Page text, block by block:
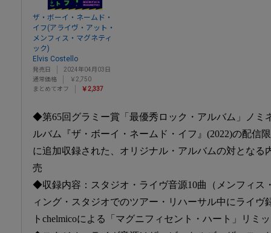
ザ・ボーイ・ネームド・
イフ(アライヴ・アット・
メンフィス・マグネティ
ック)
Elvis Costello
発売日
2024年04月03日
通常価格
￥2,750
まとめてオフ
￥2,337
◆第65回グラミー賞「最優秀ロック・アルバム」ノミ
ルバム『ザ・ボーイ・ネームド・イフ』(2022)の配信
に追加収録された、オリジナル・アルバムの対となる
売
◆収録内容：スタジオ・ライヴ音源10曲（メンフィス
ィング・スタジオでのツアー・リハーサル中にライヴ
トchelmicoによる「マグニフィセント・ハート」リミ